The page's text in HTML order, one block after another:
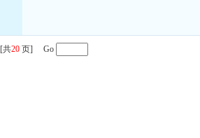
[共20 页] Go